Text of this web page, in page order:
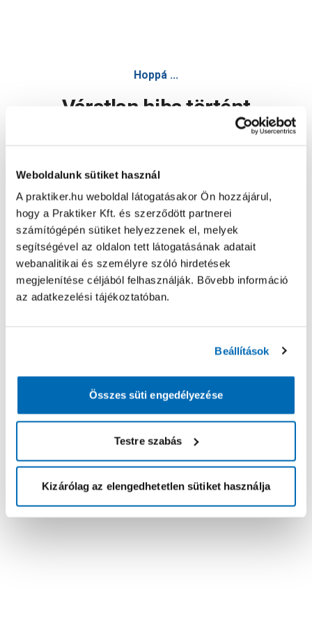
Weboldalunk sütiket használ
A praktiker.hu weboldal látogatásakor Ön hozzájárul,
hogy a Praktiker Kft. és szerződött partnerei
számítógépén sütiket helyezzenek el, melyek
segítségével az oldalon tett látogatásának adatait
webanalitikai és személyre szóló hirdetések
megjelenítése céljából felhasználják. Bővebb információ
az adatkezelési tájékoztatóban.
Beállítások
Összes süti engedélyezése
Testre szabás
Kizárólag az elengedhetetlen sütiket használja
Hoppá ...
Váratlan hiba történt
Oldal újratöltése